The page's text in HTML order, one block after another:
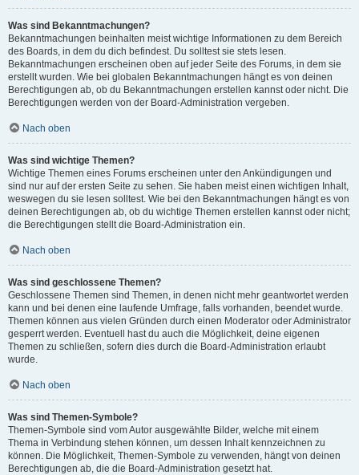
Was sind Bekanntmachungen?
Bekanntmachungen beinhalten meist wichtige Informationen zu dem Bereich
des Boards, in dem du dich befindest. Du solltest sie stets lesen.
Bekanntmachungen erscheinen oben auf jeder Seite des Forums, in dem sie
erstellt wurden. Wie bei globalen Bekanntmachungen hängt es von deinen
Berechtigungen ab, ob du Bekanntmachungen erstellen kannst oder nicht. Die
Berechtigungen werden von der Board-Administration vergeben.
Nach oben
Was sind wichtige Themen?
Wichtige Themen eines Forums erscheinen unter den Ankündigungen und
sind nur auf der ersten Seite zu sehen. Sie haben meist einen wichtigen Inhalt,
weswegen du sie lesen solltest. Wie bei den Bekanntmachungen hängt es von
deinen Berechtigungen ab, ob du wichtige Themen erstellen kannst oder nicht;
die Berechtigungen stellt die Board-Administration ein.
Nach oben
Was sind geschlossene Themen?
Geschlossene Themen sind Themen, in denen nicht mehr geantwortet werden
kann und bei denen eine laufende Umfrage, falls vorhanden, beendet wurde.
Themen können aus vielen Gründen durch einen Moderator oder Administrator
gesperrt werden. Eventuell hast du auch die Möglichkeit, deine eigenen
Themen zu schließen, sofern dies durch die Board-Administration erlaubt
wurde.
Nach oben
Was sind Themen-Symbole?
Themen-Symbole sind vom Autor ausgewählte Bilder, welche mit einem
Thema in Verbindung stehen können, um dessen Inhalt kennzeichnen zu
können. Die Möglichkeit, Themen-Symbole zu verwenden, hängt von deinen
Berechtigungen ab, die die Board-Administration gesetzt hat.